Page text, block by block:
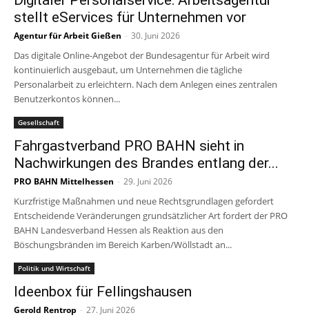
stellt eServices für Unternehmen vor
Agentur für Arbeit Gießen - 30. Juni 2026
Das digitale Online-Angebot der Bundesagentur für Arbeit wird
kontinuierlich ausgebaut, um Unternehmen die tägliche
Personalarbeit zu erleichtern. Nach dem Anlegen eines zentralen
Benutzerkontos können...
Gesellschaft
Fahrgastverband PRO BAHN sieht in
Nachwirkungen des Brandes entlang der...
PRO BAHN Mittelhessen - 29. Juni 2026
Kurzfristige Maßnahmen und neue Rechtsgrundlagen gefordert
Entscheidende Veränderungen grundsätzlicher Art fordert der PRO
BAHN Landesverband Hessen als Reaktion aus den
Böschungsbränden im Bereich Karben/Wöllstadt an...
Politik und Wirtschaft
Ideenbox für Fellingshausen
Gerold Rentrop - 27. Juni 2026